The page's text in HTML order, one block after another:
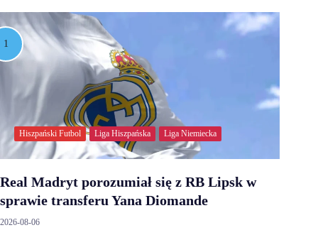
Hiszpański Futbol Liga Hiszpańska Liga Niemiecka
Real Madryt porozumiał się z RB Lipsk w
sprawie transferu Yana Diomande
2026-08-06